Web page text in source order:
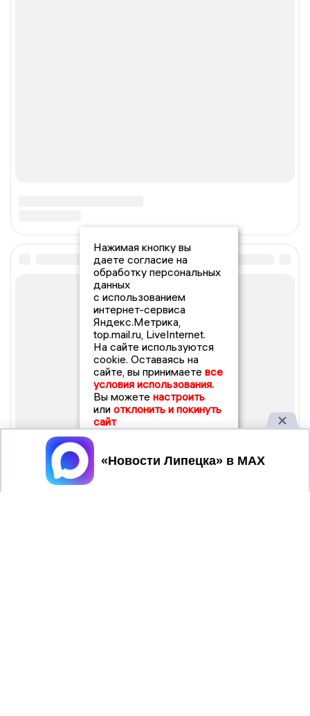
Нажимая кнопку вы
даете согласие на
обработку персональных
данных
с использованием
интернет-сервиса
Яндекс.Метрика,
top.mail.ru, LiveInternet.
На сайте используются
cookie. Оставаясь на
сайте, вы принимаете все
условия использования.
Вы можете настроить
или отклонить и покинуть
сайт
Принять